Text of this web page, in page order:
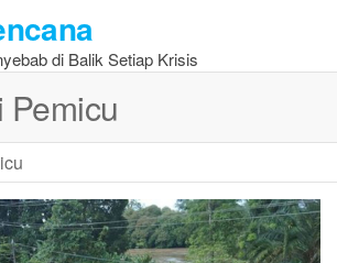
di Balik Setiap Krisis
Pemicu